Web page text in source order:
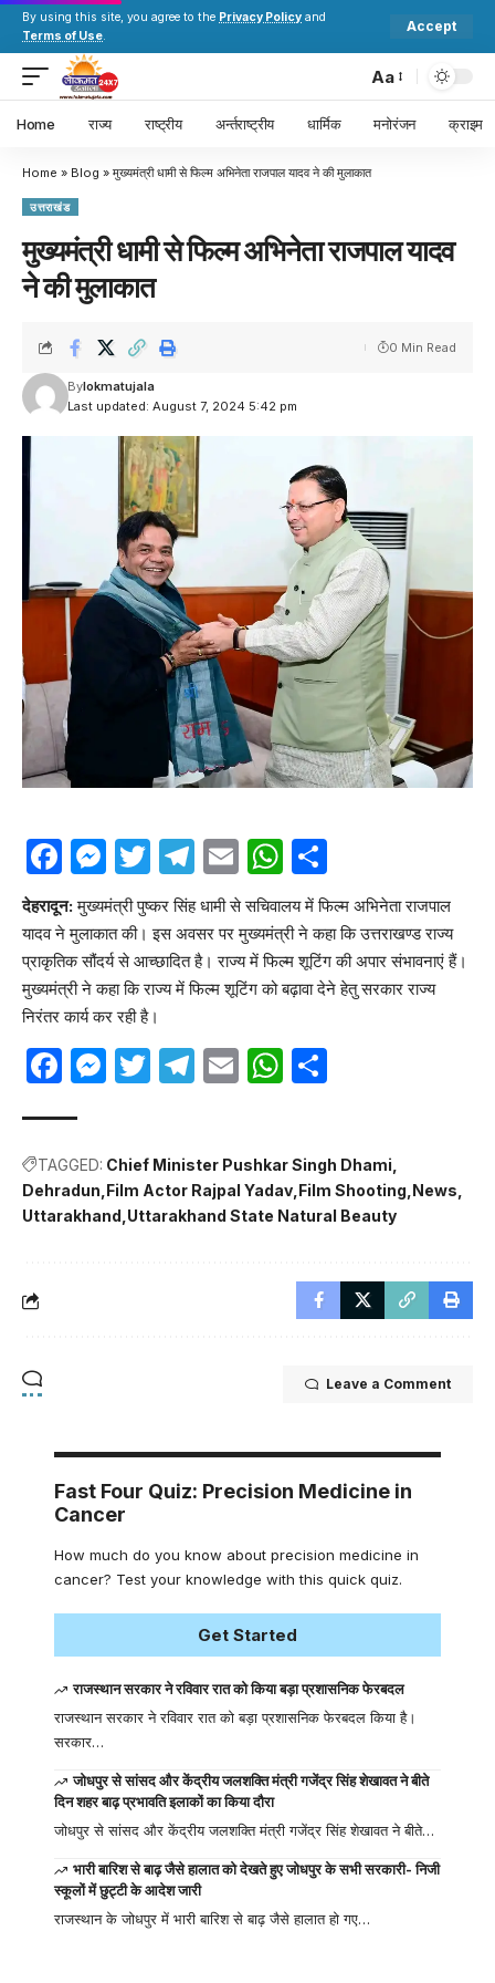
By using this site, you agree to the Privacy Policy and
Terms of Use.
Accept
Aa
Home राज्य राष्ट्रीय अर्न्तराष्ट्रीय धार्मिक मनोरंजन क्राइम
Home » Blog » मुख्यमंत्री धामी से फिल्म अभिनेता राजपाल यादव ने की मुलाकात
उत्तराखंड
मुख्यमंत्री धामी से फिल्म अभिनेता राजपाल यादव
ने की मुलाकात
Last updated: August 7, 2024 5:42 pm
Bylokmatujala
0 Min Read
Facebook
Messenger
Twitter
Telegram
EmailWhatsApp
देहरादून:मुख्यमंत्री पुष्कर सिंह धामी से सचिवालय में फिल्म अभिनेता राजपाल
यादव ने मुलाकात की। इस अवसर पर मुख्यमंत्री ने कहा कि उत्तराखण्ड राज्य
प्राकृतिक सौंदर्य से आच्छादित है। राज्य में फिल्म शूटिंग की अपार संभावनाएं हैं।
मुख्यमंत्री ने कहा कि राज्य में फिल्म शूटिंग को बढ़ावा देने हेतु सरकार राज्य
निरंतर कार्य कर रही है।
Facebook
Messenger
Twitter
Telegram
EmailWhatsApp
TAGGED: Chief Minister Pushkar Singh Dhami
Dehradun Film Actor Rajpal Yadav Film Shooting News
Uttarakhand Uttarakhand State Natural Beauty
Leave a Comment
Fast Four Quiz: Precision Medicine in
Cancer
How much do you know about precision medicine in
cancer? Test your knowledge with this quick quiz.
Get Started
राजस्थान सरकार ने रविवार रात को किया बड़ा प्रशासनिक फेरबदल
राजस्थान सरकार ने रविवार रात को बड़ा प्रशासनिक फेरबदल किया है।
सरकार…
जोधपुर से सांसद और केंद्रीय जलशक्ति मंत्री गजेंद्र सिंह शेखावत ने बीते
दिन शहर बाढ़ प्रभावति इलाकों का किया दौरा
जोधपुर से सांसद और केंद्रीय जलशक्ति मंत्री गजेंद्र सिंह शेखावत ने बीते…
भारी बारिश से बाढ़ जैसे हालात को देखते हुए जोधपुर के सभी सरकारी- निजी
स्कूलों में छुट्टी के आदेश जारी
राजस्थान के जोधपुर में भारी बारिश से बाढ़ जैसे हालात हो गए…